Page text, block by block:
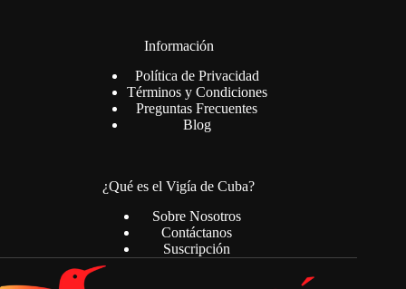
Información
Política de Privacidad
Términos y Condiciones
Preguntas Frecuentes
Blog
¿Qué es el Vigía de Cuba?
Sobre Nosotros
Contáctanos
Suscripción